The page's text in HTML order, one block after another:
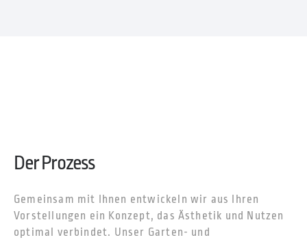
Der Prozess
Gemeinsam mit Ihnen entwickeln wir aus Ihren
Vorstellungen ein Konzept, das Ästhetik und Nutzen
optimal verbindet. Unser Garten- und